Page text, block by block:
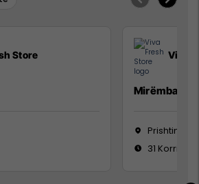
Store Viva
Prishtinë
31 Korrik